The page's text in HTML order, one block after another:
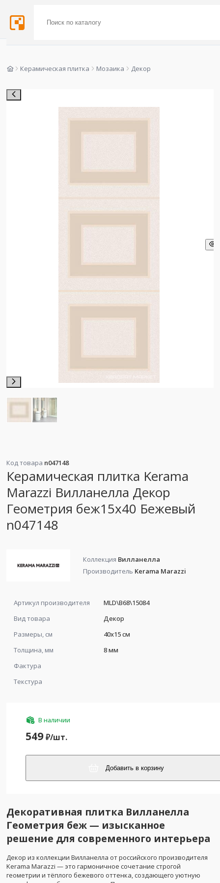
Керамическая плитка Мозаика Декор
Код товара n047148
Керамическая плитка Kerama
Marazzi Вилланелла Декор
Геометрия беж15х40 Бежевый
n047148
Коллекция Вилланелла
Производитель Kerama Marazzi
Артикул производителя
MLD\B68\15084
Вид товара
Декор
Размеры, см
40x15 см
Толщина, мм
8 мм
Фактура
Текстура
В наличии
549 ₽/шт.
Добавить в корзину
Декоративная плитка Вилланелла
Геометрия беж — изысканное
решение для современного интерьера
Декор из коллекции Вилланелла от российского производителя
Kerama Marazzi — это гармоничное сочетание строгой
геометрии и тёплого бежевого оттенка, создающего уютную